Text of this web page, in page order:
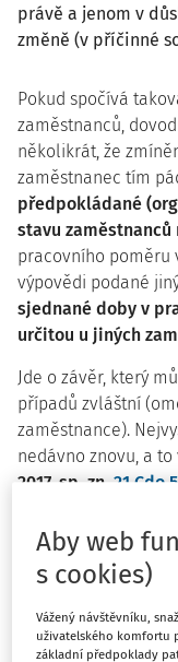
právě a jenom v
změně (v příčinné
Pokud spočívá
zaměstnanců,
několikrát, že
zaměstnanec tím
předpokládané
stavu
pracovního poměru
výpovědi podané
sjednané doby v
určitou u jiných
Jde o závěr, který
případů zvláštní
zaměstnance).
nedávno znovu, a
2017, sp. zn. 21 Cdo
případě přeci jen
organizační
jednotlivých kroků
Popis
Aby web
s cookies)
Vážený návštěvníku,
uživatelského komfortu
základní předpoklady